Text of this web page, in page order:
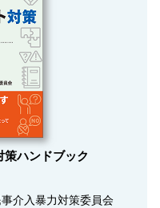
ハンドブック
介入暴力対策委員会